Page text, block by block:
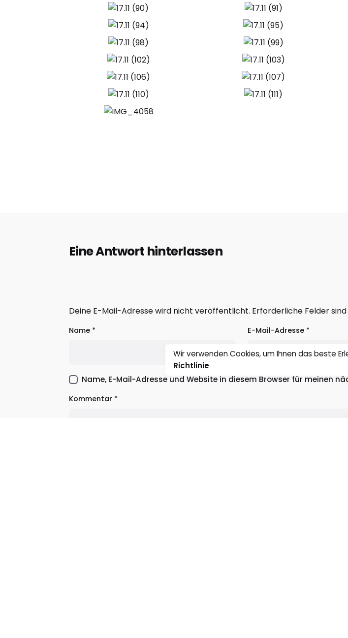
Eine Antwort hinterlassen
Deine E-Mail-Adresse wird nicht veröffentlicht. Erforderliche Felder
Name * E-Mail-Adresse *
Name, E-Mail-Adresse und Website in diesem Browser für meinen
Kommentar *
Wir verwenden Cookies, um Ihnen das beste
Richtlinie